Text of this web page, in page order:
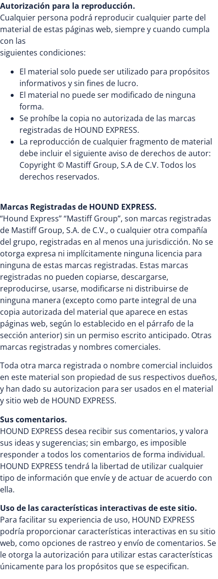
Autorización para la reproducción.
Cualquier persona podrá reproducir cualquier parte del
material de estas páginas web, siempre y cuando cumpla
con las
siguientes condiciones:
El material solo puede ser utilizado para propósitos
informativos y sin fines de lucro.
El material no puede ser modificado de ninguna
forma.
Se prohíbe la copia no autorizada de las marcas
registradas de HOUND EXPRESS.
La reproducción de cualquier fragmento de material
debe incluir el siguiente aviso de derechos de autor:
Copyright © Mastiff Group, S.A de C.V. Todos los
derechos reservados.
Marcas Registradas de HOUND EXPRESS.
“Hound Express” “Mastiff Group”, son marcas registradas
de Mastiff Group, S.A. de C.V., o cualquier otra compañía
del grupo, registradas en al menos una jurisdicción. No se
otorga expresa ni implícitamente ninguna licencia para
ninguna de estas marcas registradas. Estas marcas
registradas no pueden copiarse, descargarse,
reproducirse, usarse, modificarse ni distribuirse de
ninguna manera (excepto como parte integral de una
copia autorizada del material que aparece en estas
páginas web, según lo establecido en el párrafo de la
sección anterior) sin un permiso escrito anticipado. Otras
marcas registradas y nombres comerciales.
Toda otra marca registrada o nombre comercial incluidos
en este material son propiedad de sus respectivos dueños,
y han dado su autorizacion para ser usados en el material
y sitio web de HOUND EXPRESS.
Sus comentarios.
HOUND EXPRESS desea recibir sus comentarios, y valora
sus ideas y sugerencias; sin embargo, es imposible
responder a todos los comentarios de forma individual.
HOUND EXPRESS tendrá la libertad de utilizar cualquier
tipo de información que envíe y de actuar de acuerdo con
ella.
Uso de las características interactivas de este sitio.
Para facilitar su experiencia de uso, HOUND EXPRESS
podría proporcionar características interactivas en su sitio
web, como opciones de rastreo y envío de comentarios. Se
le otorga la autorización para utilizar estas características
únicamente para los propósitos que se especifican.